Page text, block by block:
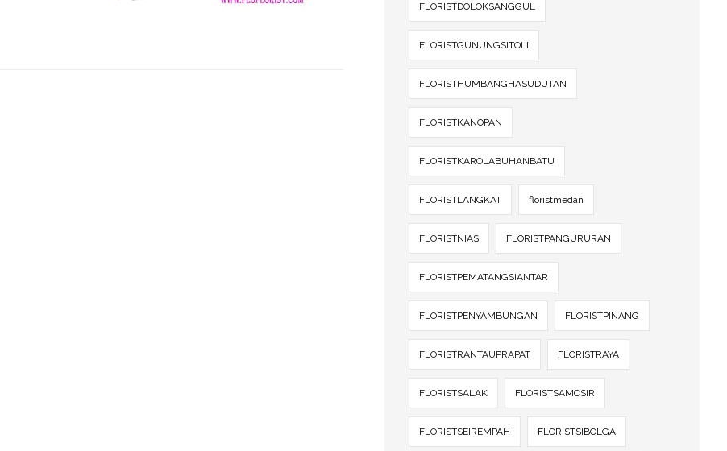
FLORISTDOLOKSANGGUL
FLORISTGUNUNGSITOLI
FLORISTHUMBANGHASUDUTAN
FLORISTKANOPAN
FLORISTKAROLABUHANBATU
FLORISTLANGKAT floristmedan
FLORISTNIAS FLORISTPANGURURAN
FLORISTPEMATANGSIANTAR
FLORISTPENYAMBUNGAN FLORISTPINANG
FLORISTRANTAUPRAPAT FLORISTRAYA
FLORISTSALAK FLORISTSAMOSIR
FLORISTSEIREMPAH FLORISTSIBOLGA